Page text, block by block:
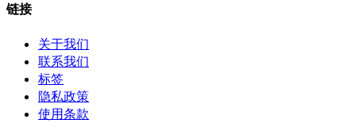
链接
关于我们
联系我们
标签
隐私政策
使用条款